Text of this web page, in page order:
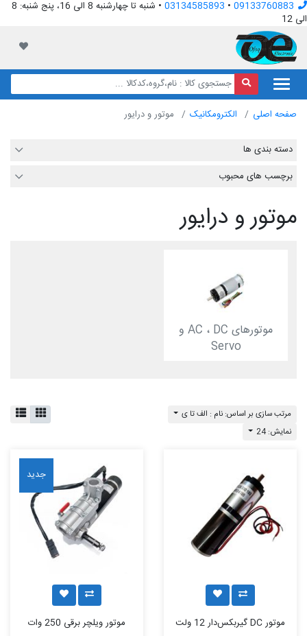
09133760883
•
03134585893
• شنبه تا چهارشنبه 8 الی 16، پنج شنبه: 8
الی 12
لیست
صفحه اصلی الکترومکانیک موتور و درایور
دسته بندی ها
برچسب های محبوب
موتور و درایور
موتورهای AC ، DC و
Servo
مرتب سازی بر اساس: نام : الف تا ی
نمایش: 24
موتور DC گیربکس‌دار 12 ولت
جدید
موتور ویلچر برقی 250 وات